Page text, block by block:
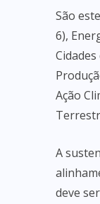
São
6),
Ação
A
deve